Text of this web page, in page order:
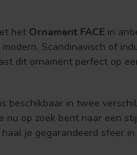
het Ornament FACE in
Scandinavisch of
dit ornament perfect op
beschikbaar in twee
op zoek bent naar een
je gegarandeerd sfeer